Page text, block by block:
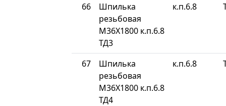
66
Шпилька
резьбовая
М36Х1800 к.п.6.8
ТД3
к.п.6.8
67
Шпилька
резьбовая
М36Х1800 к.п.6.8
ТД4
к.п.6.8